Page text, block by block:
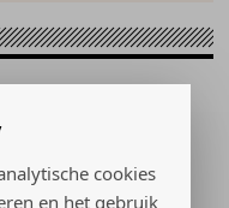
cookies
en het gebruik